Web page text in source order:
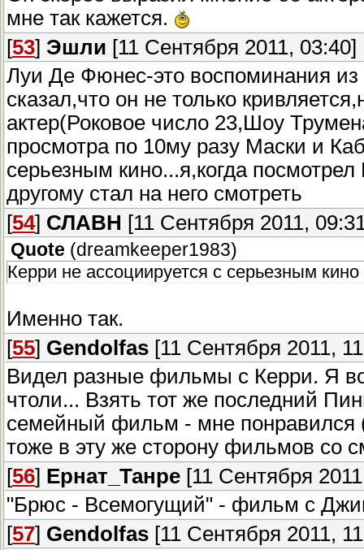
мне так кажется.
[53] Эшли [11 Сентября 2011, 03:40]
Луи Де Фюнес-это воспоминания из
сказал,что он не только
актер(Роковое число 23,Шоу
просмотра по 10му разу Маски и
серьезным кино...я,когда
другому стал на него смотреть
[54] СЛАВН [11 Сентября 2011,
Quote (dreamkeeper1983)
Керри не ассоциируется с серьезным кино
Именно так.
[55] Gendolfas [11 Сентября 2011,
Видел разные фильмы с Керри. Я
чтоли... Взять тот же последний
семейный фильм - мне понравился
тоже в эту же сторону фильмов со
[56] Ернат_Танре [11 Сентября
"Брюс - Всемогущий" - фильм с
[57] Gendolfas [11 Сентября 2011,